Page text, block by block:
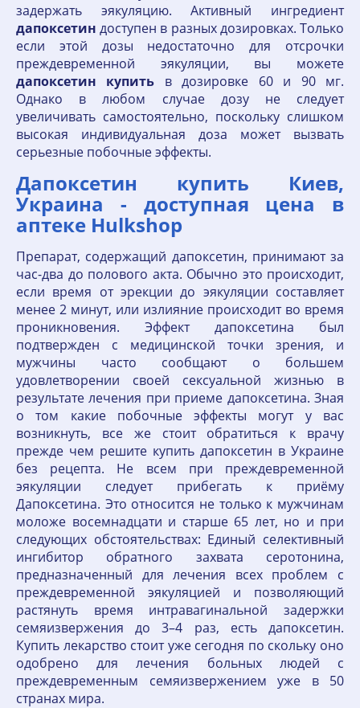
задержать эякуляцию. Активный ингредиент
дапоксетин доступен в разных дозировках. Только
если этой дозы недостаточно для отсрочки
преждевременной эякуляции, вы можете
дапоксетин
купить в дозировке 60 и 90 мг.
Однако в любом случае дозу не следует
увеличивать самостоятельно, поскольку слишком
высокая индивидуальная доза может вызвать
серьезные побочные эффекты.
Дапоксетин купить Киев,
Украина - доступная цена в
аптеке Hulkshop
Препарат, содержащий дапоксетин, принимают за
час-два до полового акта. Обычно это происходит,
если время от эрекции до эякуляции составляет
менее 2 минут, или излияние происходит во время
проникновения. Эффект дапоксетина был
подтвержден с медицинской точки зрения, и
мужчины часто сообщают о большем
удовлетворении своей сексуальной жизнью в
результате лечения при приеме дапоксетина. Зная
о том какие побочные эффекты могут у вас
возникнуть, все же стоит обратиться к врачу
прежде чем решите купить дапоксетин в Украине
без рецепта. Не всем при преждевременной
эякуляции следует прибегать к приёму
Дапоксетина. Это относится не только к мужчинам
моложе восемнадцати и старше 65 лет, но и при
следующих обстоятельствах: Единый селективный
ингибитор обратного захвата серотонина,
предназначенный для лечения всех проблем с
преждевременной эякуляцией и позволяющий
растянуть время интравагинальной задержки
семяизвержения до 3–4 раз, есть дапоксетин.
Купить лекарство стоит уже сегодня по скольку оно
одобрено для лечения больных людей с
преждевременным семяизвержением уже в 50
странах мира.